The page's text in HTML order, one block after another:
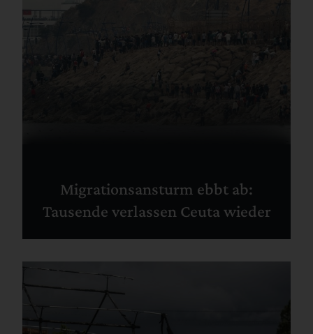
Migrationsansturm ebbt ab:
Tausende verlassen Ceuta wieder